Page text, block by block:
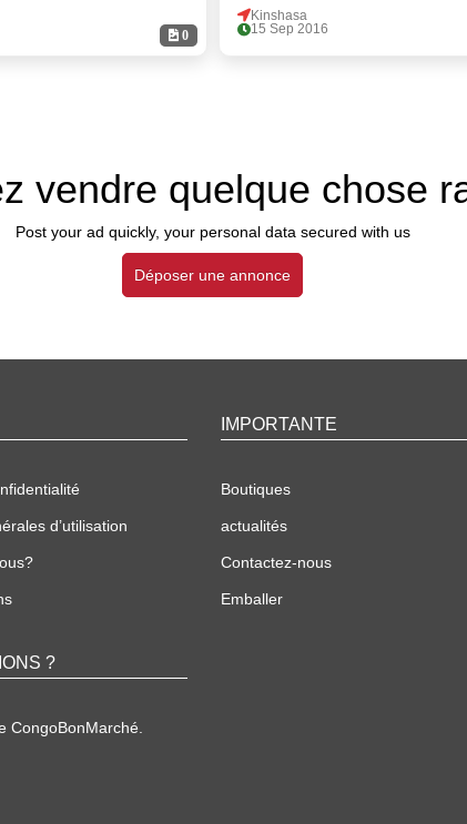
0
Kinshasa
15 Sep 2016
vendre quelque chose
Post your ad quickly, your personal data secured with us
Déposer une annonce
d’utilisation
?
CongoBonMarché.
IMPORTANTE
Boutiques
actualités
Contactez-nous
Emballer